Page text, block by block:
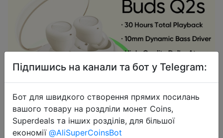
Підпишись на канали та бот у Telegram:
Бот для швидкого створення прямих посилань
вашого товару на роздліли монет Coins,
Superdeals та інших розділів, для більшої
економії @AliSuperCoinsBot